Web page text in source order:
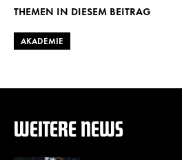
THEMEN IN DIESEM BEITRAG
AKADEMIE
WEITERE NEWS